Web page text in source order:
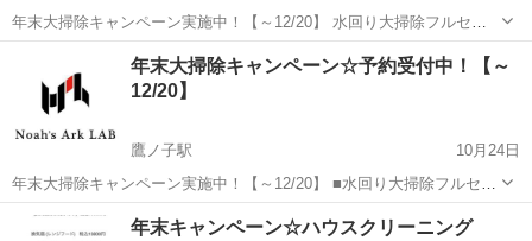
年末大掃除キャンペーン実施中！【～12/20】 水回り大掃除フルセッ
ト！ 浴室・換気扇・トイレ・キッチン・洗面所 5点セット 【通常】
￥40,000 ⇒ 【キャンペーン価格】￥35,000 ■単品■ ・...
鷹ノ子駅
年末大掃除キャンペーン☆予約受付中！【～
12/20】
鷹ノ子駅
10月24日
年末大掃除キャンペーン実施中！【～12/20】 ■水回り大掃除フルセッ
ト！￥￥40,000⇒￥￥35,000 浴室＋換気扇＋トイレ＋キッチン＋洗
面所 ■水回り大掃除4点セット！￥34,300⇒￥30,00...
愛媛 松山市 鷹ノ子駅 風呂掃除
年末キャンペーン☆ハウスクリーニング